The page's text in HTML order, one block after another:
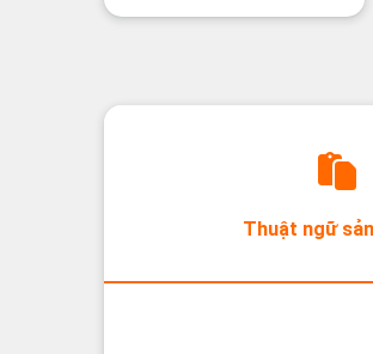
Thuật ngữ